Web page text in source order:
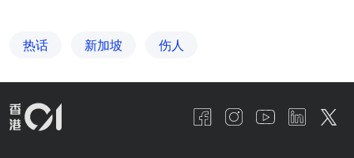
热话 新加坡 伤人